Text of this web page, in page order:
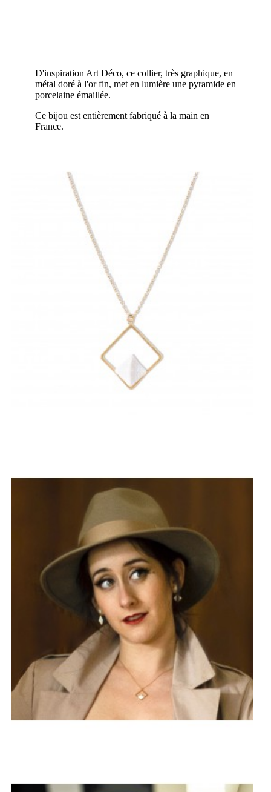
D'inspiration Art Déco, ce collier, très graphique, en
métal doré à l'or fin, met en lumière une pyramide en
porcelaine émaillée.
Ce bijou est entièrement fabriqué à la main en
France.